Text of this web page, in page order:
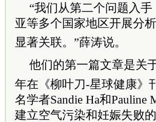
“我们从第二个问题入
亚等多个国家地区开展分
显著关联。”薛涛说。
他们的第一篇文章是关
年在《柳叶刀-星球健康》
名学者Sandie Ha和Pauline
建立空气污染和妊娠失败